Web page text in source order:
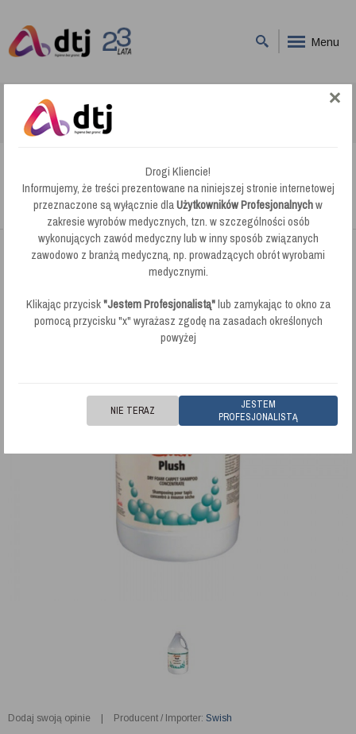
Menu
Swish Plush Wysoko Pieniący Środek do Prania Dywanów Metoda
Pianową
Swish Plush Wysoko Pieniący Środek do
Prania Dywanów Metoda Pianową
Dodaj swoją opinie Producent / Importer: Swish
Drogi Kliencie!
Informujemy, że treści prezentowane na niniejszej stronie internetowej
przeznaczone są wyłącznie dlaUżytkowników Profesjonalnychw
zakresie wyrobów medycznych, tzn. w szczególności osób
wykonujących zawód medyczny lub w inny sposób związanych
zawodowo z branżą medyczną, np. prowadzących obrót wyrobami
medycznymi.
Klikając przycisk"Jestem Profesjonalistą"lub zamykając to okno za
pomocą przycisku "x" wyrażasz zgodę na zasadach określonych
powyżej
JESTEM
PROFESJONALISTĄ
NIE TERAZ